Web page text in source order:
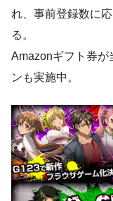
れ、事前登録数に
る。
Amazonギフト券が
ンも実施中。